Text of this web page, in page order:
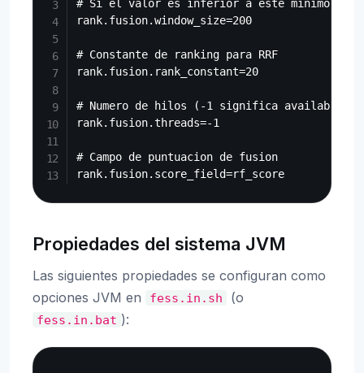
# Si el valor es inferior a este minimo, se
rank.fusion.window_size=200
# Constante de ranking para RRF
rank.fusion.rank_constant=20
# Numero de hilos (-1 significa
rank.fusion.threads=-1
# Campo de puntuacion de fusion
Propiedades del sistema JVM
Las siguientes propiedades se configuran como
opciones JVM en
fess.in.sh (o
fess.in.bat ):